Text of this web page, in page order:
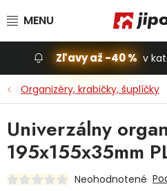
Slevoakce
Stavba, dom
Dielňa
Zľavy až -40 % v
Organizéry, krabičky, šuplíčky
Univerzálny
195x155x35mm
Neohodnotené